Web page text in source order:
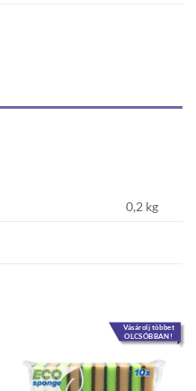
0,2 kg
Vásárolj többet
OLCSÓBBAN!